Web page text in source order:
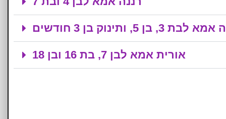
לבת 3, בן 5, ותינוק בן 3 חודשים
אורית אמא לבן 7, בת 16 ובן 18